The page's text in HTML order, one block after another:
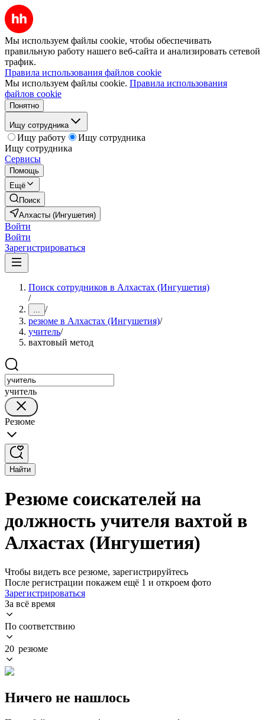
Мы используем файлы cookie, чтобы обеспечивать
правильную работу нашего веб-сайта и анализировать сетевой
трафик.
Правила использования файлов cookie
Мы используем файлы cookie. Правила использования
файлов cookie
Понятно
Ищу сотрудника
Ищу работу
Ищу сотрудника
Ищу сотрудника
Сервисы
Помощь
Ещё
Поиск
Алхасты (Ингушетия)
Войти
Войти
Зарегистрироваться
Поиск сотрудников в Алхастах (Ингушетия)
/
... /
резюме в Алхастах (Ингушетия)/
учитель/
вахтовый метод
учитель
Резюме
Найти
Резюме соискателей на
должность учителя вахтой в
Алхастах (Ингушетия)
Чтобы видеть все резюме, зарегистрируйтесь
После регистрации покажем ещё 1 и откроем фото
Зарегистрироваться
За всё время
По соответствию
20 резюме
Ничего не нашлось